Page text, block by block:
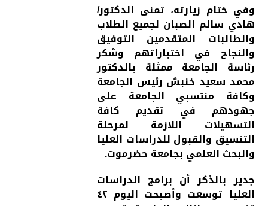
وفي ختام زيارته، تمنى الدكتور/
هادي سالم الصبان لجميع الطلاب
والطالبات المتقدمين التوفيق
والنجاح في اختباراتهم وشكر
رئاسة الجامعة ممثلة بالدكتور
محمد سعيد خنبش رئيس الجامعة
وكافة منتسبي الجامعة على
جهودهم في تقديم كافة
التسهيلات اللازمة لمرحلة
التنسيق والقبول للدراسات العليا
والبحث العلمي بجامعة حضرموت.
جدير بالذكر أن برامج الدراسات
العليا توسعت وأصبحت اليوم ٤٢